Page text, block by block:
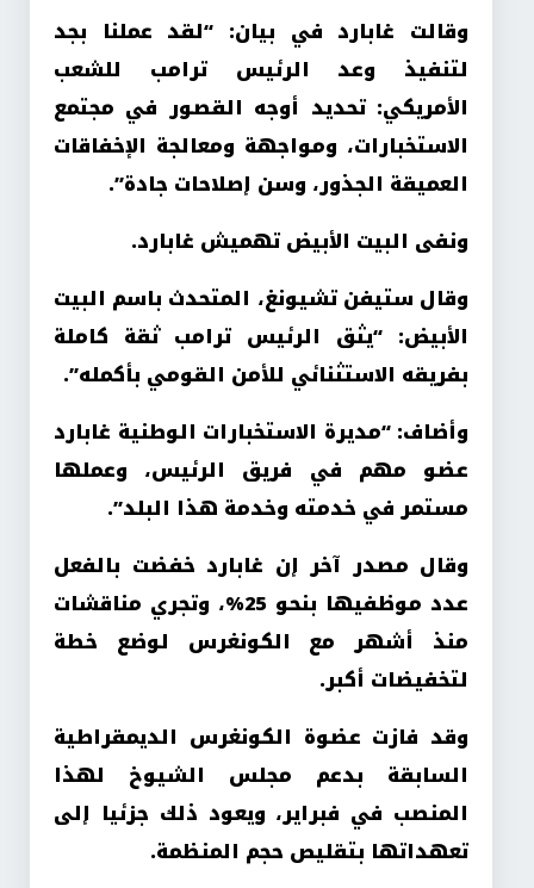
وقالت غابارد في بيان: “لقد عملنا بجد
لتنفيذ وعد الرئيس ترامب للشعب
الأمريكي: تحديد أوجه القصور في مجتمع
الاستخبارات، ومواجهة ومعالجة الإخفاقات
العميقة الجذور، وسن إصلاحات جادة”.
ونفى البيت الأبيض تهميش غابارد.
وقال ستيفن تشيونغ، المتحدث باسم البيت
الأبيض: “يثق الرئيس ترامب ثقة كاملة
بفريقه الاستثنائي للأمن القومي بأكمله”.
وأضاف: “مديرة الاستخبارات الوطنية غابارد
عضو مهم في فريق الرئيس، وعملها
مستمر في خدمته وخدمة هذا البلد”.
وقال مصدر آخر إن غابارد خفضت بالفعل
عدد موظفيها بنحو 25%، وتجري مناقشات
منذ أشهر مع الكونغرس لوضع خطة
لتخفيضات أكبر.
وقد فازت عضوة الكونغرس الديمقراطية
السابقة بدعم مجلس الشيوخ لهذا
المنصب في فبراير، ويعود ذلك جزئيا إلى
تعهداتها بتقليص حجم المنظمة.